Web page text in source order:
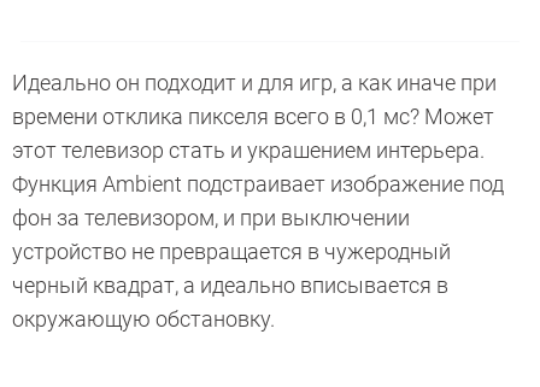
Идеально он подходит и для игр, а как иначе при
времени отклика пикселя всего в 0,1 мс? Может
этот телевизор стать и украшением интерьера.
Функция Ambient подстраивает изображение под
фон за телевизором, и при выключении
устройство не превращается в чужеродный
черный квадрат, а идеально вписывается в
окружающую обстановку.